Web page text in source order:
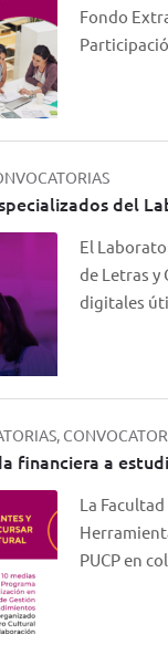
Fondo
del
El
de Letras y
digitales
financiera a
La
PUCP en